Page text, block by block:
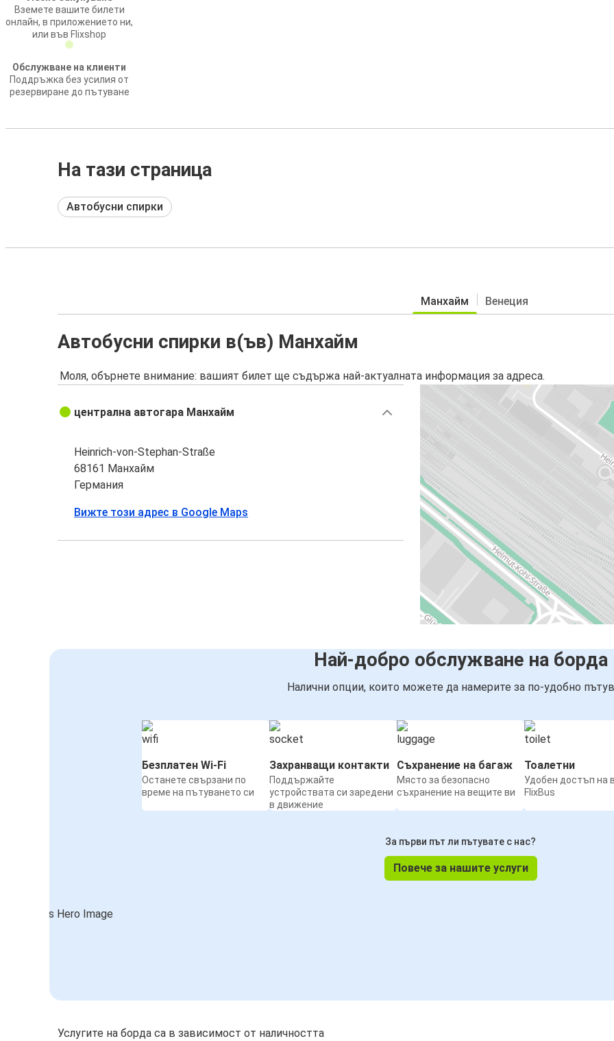
Вземете вашите билети
онлайн, в приложението ни,
или във Flixshop
Обслужване на клиенти
Поддръжка без усилия от
резервиране до пътуване
На тази страница
Автобусни спирки
Манхайм Венеция
Автобусни спирки в(ъв) Манхайм
Моля, обърнете внимание: вашият билет ще съдържа най-актуалната информация за адреса.
централна автогара Манхайм
Heinrich-von-Stephan-Straße
68161 Манхайм
Германия
Вижте този адрес в Google Maps
Най-добро обслужване на борда
Налични опции, които можете да намерите за по-удобно
Безплатен Wi-Fi
Останете свързани по
време на пътуването си
Захранващи контакти
Поддържайте
устройствата си заредени
в движение
Съхранение на багаж
Място за безопасно
съхранение на вещите ви
Тоалетни
Удобен достъп на
FlixBus
За първи път ли пътувате с нас?
Повече за нашите услуги
Услугите на борда са в зависимост от наличността